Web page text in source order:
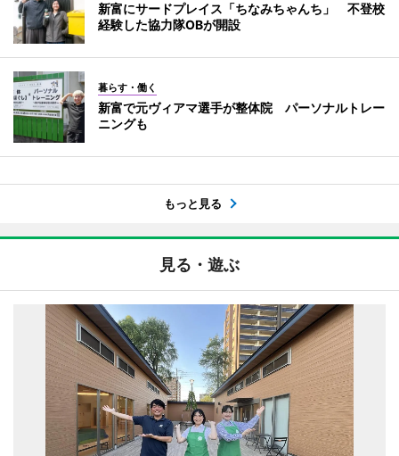
新富にサードプレイス「ちなみちゃんち」 不登校
経験した協力隊OBが開設
暮らす・働く
新富で元ヴィアマ選手が整体院 パーソナルトレー
ニングも
もっと見る
見る・遊ぶ